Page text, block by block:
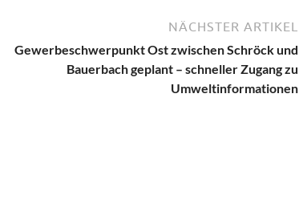
NÄCHSTER ARTIKEL
Gewerbeschwerpunkt Ost zwischen Schröck und
Bauerbach geplant – schneller Zugang zu
Umweltinformationen